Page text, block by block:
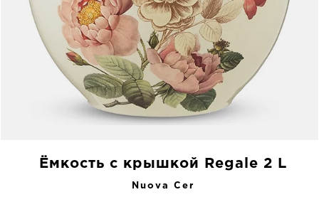
Ёмкость с крышкой Regale 2 L
Nuova Cer